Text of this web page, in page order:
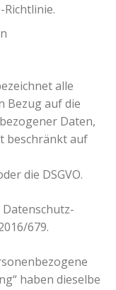
alle
Bezug auf die
Daten,
beschränkt auf
die DSGVO.
Datenschutz-
679.
haben dieselbe